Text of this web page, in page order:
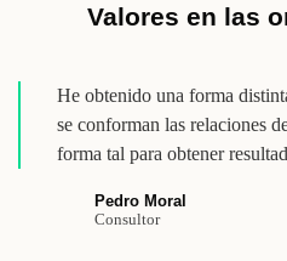
Valores en las
He obtenido una forma
se conforman las relaciones
forma tal para obtener
Pedro Moral
Consultor